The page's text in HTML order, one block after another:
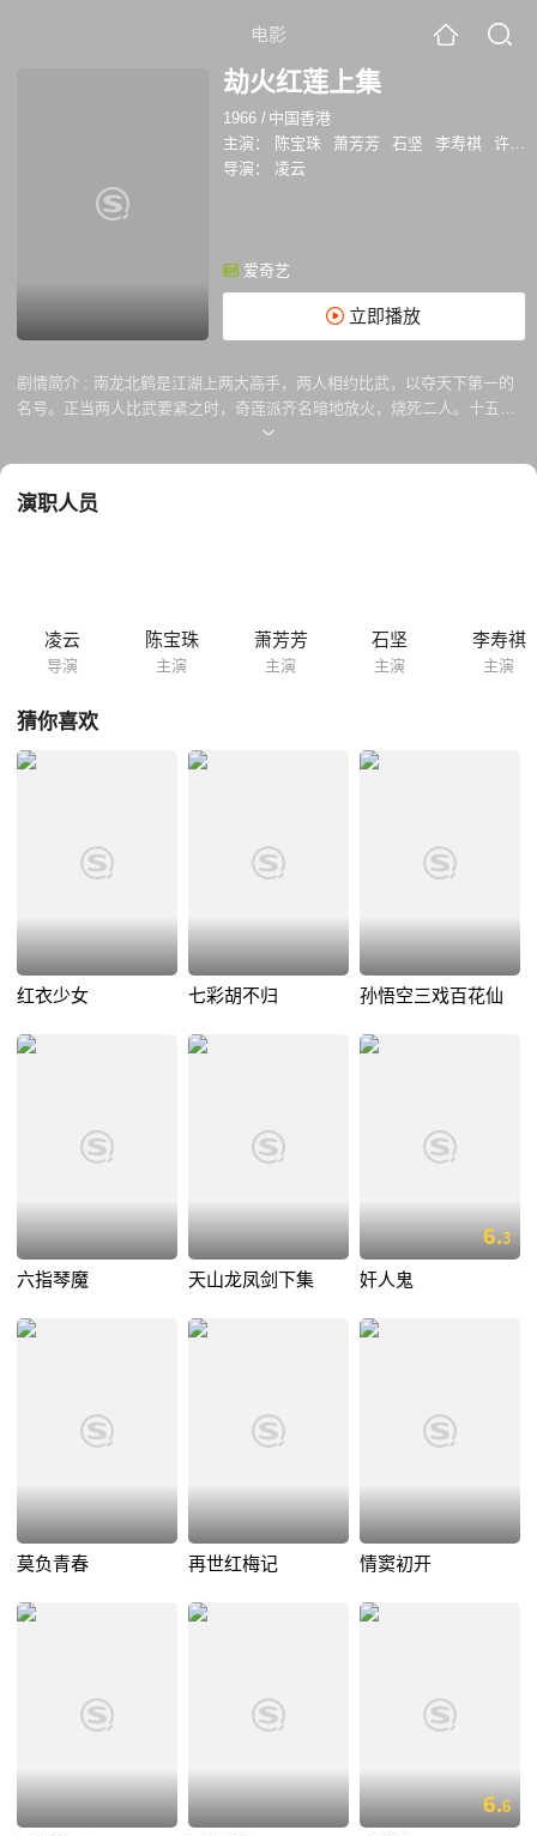
电影
劫火红莲上集
1966 / 中国香港
主演：
陈宝珠 萧芳芳 石坚 李寿祺
许英秀
导演：
凌云
爱奇艺
立即播放
剧情简介 : 南龙北鹤是江湖上两大高手，两人相约比武，以夺天下第一的
名号。正当两人比武要紧之时，奇莲派齐名暗地放火，烧死二人。十五年
后，南龙北鹤弟子燕远南及其师妹四出打探，以追查烧死师父的凶手。在
败俱伤。燕觅得宝药解救二人，翁芳心暗许，答应一同追查放火凶手。
演职人员
凌云
导演
陈宝珠
主演
萧芳芳
主演
石坚
主演
李寿祺
主演
猜你喜欢
红衣少女 七彩胡不归 孙悟空三戏百花仙
六指琴魔 天山龙凤剑下集
6.3
奸人鬼
莫负青春 再世红梅记 情窦初开
6.6